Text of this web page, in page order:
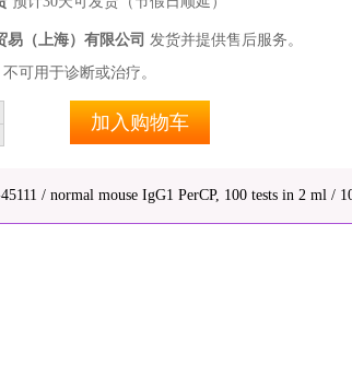
易（上海）有限公司发货并提供售后服务。
可用于诊断或治疗。
加入购物车
/ normal mouse IgG1 PerCP, 100 tests in 2 ml /